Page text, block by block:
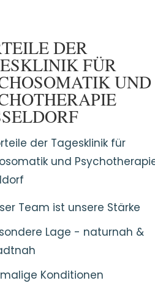
DER
FÜR
UND
der Tagesklinik für
und
Team ist unsere Stärke
Lage - naturnah &
Konditionen